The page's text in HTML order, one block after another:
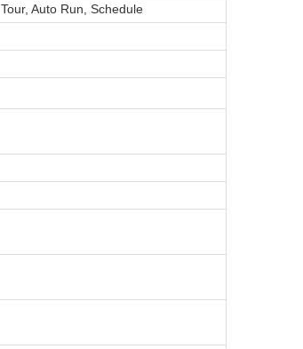
Auto Run, Schedule